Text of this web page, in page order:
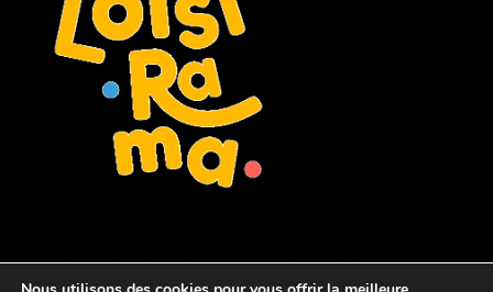
L'abus d'alcool est dangereux pour la santé, à consommer